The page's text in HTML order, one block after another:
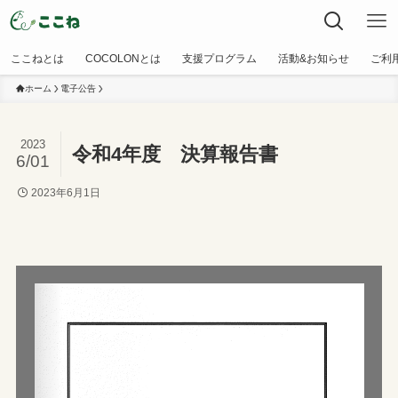
ここねとは COCOLONとは 支援プログラム 活動&お知らせ ご利
ホーム 電子公告
令和4年度 決算報告書
2023
6/01
2023年6月1日